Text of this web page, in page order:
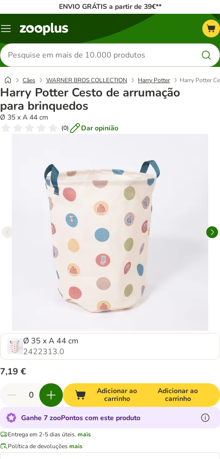
ENVIO GRÁTIS a partir de 39€**
Menu
Pesquisar
produtos
Cães WARNER BROS COLLECTION Harry Potter Harry Potter
Harry Potter Cesto de arrumação
para brinquedos
Ø 35 x A 44 cm
(0) Dar opinião
Ø 35 x A 44 cm
2422313.0
7,19 €
Adicionar ao
carrinho
Adicionar ao
carrinho
Ganhe 7 zooPontos com este produto
Entrega em 2-5 dias úteis. mais
Política de devoluçõesmais